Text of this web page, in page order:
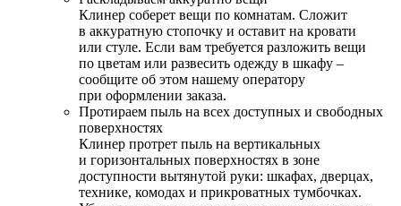
Клинер соберет вещи по комнатам. Сложит
в аккуратную стопочку и оставит на кровати
или стуле. Если вам требуется разложить вещи
по цветам или развесить одежду в шкафу –
сообщите об этом нашему оператору
при оформлении заказа.
Протираем пыль на всех доступных и свободных
поверхностях
Клинер протрет пыль на вертикальных
и горизонтальных поверхностях в зоне
доступности вытянутой руки: шкафах, дверцах,
технике, комодах и прикроватных тумбочках.